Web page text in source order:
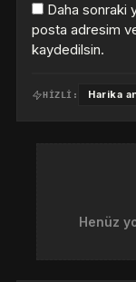
Daha sonraki
posta adresim
kaydedilsin.
HIZLI: Harika
Henüz